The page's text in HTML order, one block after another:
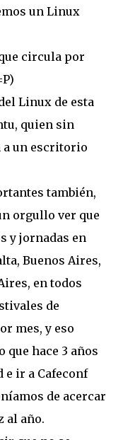
un Linux
circula por
Linux de esta
quien sin
a un escritorio
también,
orgullo ver que
y jornadas en
Buenos Aires,
en todos
de
mes, y eso
hace 3 años
e ir a Cafeconf
de acercar
al año.